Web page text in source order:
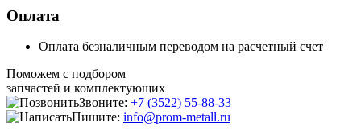
Оплата
Оплата безналичным переводом на расчетный счет
Поможем с подбором
запчастей и комплектующих
Звоните: +7 (3522) 55-88-33
Пишите: info@prom-metall.ru